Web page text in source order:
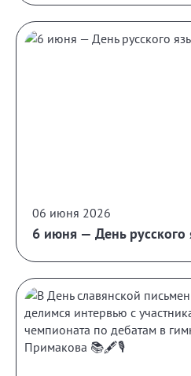
06 июня 2026
6 июня — День русского